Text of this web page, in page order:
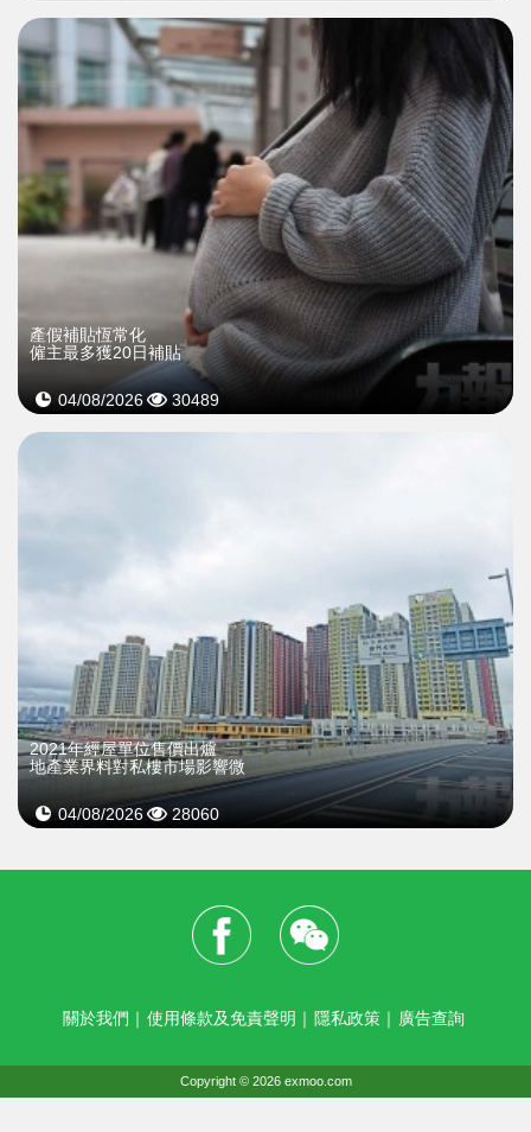
產假補貼恆常化
僱主最多獲20日補貼
04/08/2026 30489
2021年經屋單位售價出爐
地產業界料對私樓市場影響微
04/08/2026 28060
關於我們 ｜ 使用條款及免責聲明 ｜ 隱私政策 ｜ 廣告查詢
Copyright © 2026 exmoo.com